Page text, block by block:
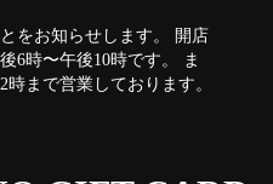
をお知らせします。 開店
6時〜午後10時です。 ま
まで営業しております。